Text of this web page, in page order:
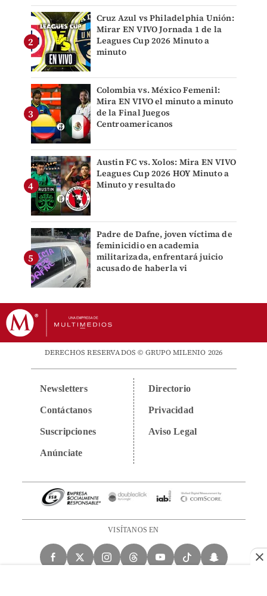
Cruz Azul vs Philadelphia Unión:
Mirar EN VIVO Jornada 1 de la
Leagues Cup 2026 Minuto a
minuto
Colombia vs. México Femenil:
Mira EN VIVO el minuto a minuto
de la Final Juegos
Centroamericanos
Austin FC vs. Xolos: Mira EN VIVO
Leagues Cup 2026 HOY Minuto a
Minuto y resultado
Padre de Dafne, joven víctima de
feminicidio en academia
militarizada, enfrentará juicio
acusado de haberla vi
DERECHOS RESERVADOS © GRUPO MILENIO 2026
Newsletters
Contáctanos
Suscripciones
Anúnciate
Directorio
Privacidad
Aviso Legal
VISÍTANOS EN